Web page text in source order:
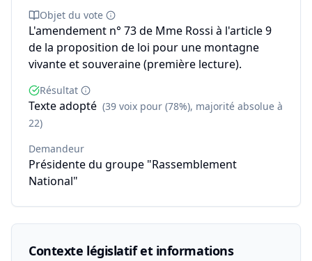
Objet du vote
L'amendement n° 73 de Mme Rossi à l'article 9
de la proposition de loi pour une montagne
vivante et souveraine (première lecture).
Résultat
Texte adopté (39 voix pour (78%), majorité absolue à
22)
Demandeur
Présidente du groupe "Rassemblement
National"
Contexte législatif et informations